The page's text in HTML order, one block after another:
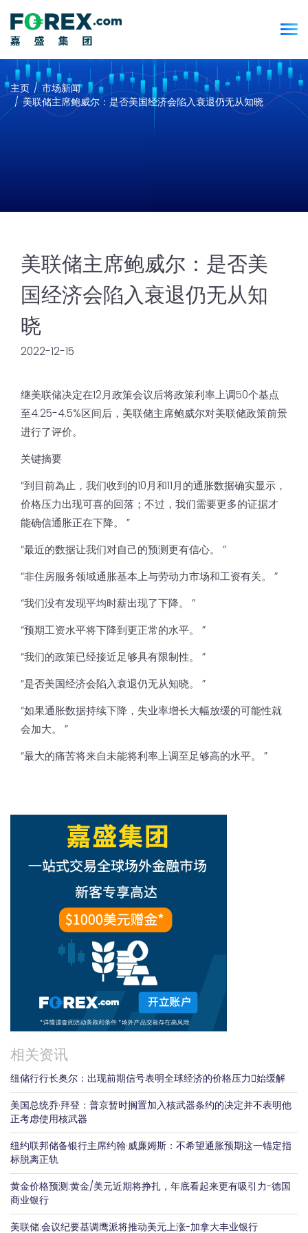
主页
市场新闻
美联储主席鲍威尔：是否美国经济会陷入衰退仍无从知晓
美联储主席鲍威尔：是否美
国经济会陷入衰退仍无从知
晓
2022-12-15
继美联储决定在12月政策会议后将政策利率上调50个基点
至4.25-4.5%区间后，美联储主席鲍威尔对美联储政策前景
进行了评价。
关键摘要
“到目前為止，我们收到的10月和11月的通胀数据确实显示，
价格压力出现可喜的回落；不过，我们需要更多的证据才
能确信通胀正在下降。 ”
“最近的数据让我们对自己的预测更有信心。 ”
“非住房服务领域通胀基本上与劳动力市场和工资有关。 ”
“我们没有发现平均时薪出现了下降。 ”
“预期工资水平将下降到更正常的水平。 ”
“我们的政策已经接近足够具有限制性。 ”
“是否美国经济会陷入衰退仍无从知晓。 ”
“如果通胀数据持续下降，失业率增长大幅放缓的可能性就
会加大。 ”
“最大的痛苦将来自未能将利率上调至足够高的水平。 ”
相关资讯
纽储行行长奥尔：出现前期信号表明全球经济的价格压力𫔭始缓解
美国总统乔·拜登：普京暂时搁置加入核武器条约的决定并不表明他
正考虑使用核武器
纽约联邦储备银行主席约翰·威廉姆斯：不希望通胀预期这一锚定指
标脱离正轨
黄金价格预测:黄金/美元近期将挣扎，年底看起来更有吸引力-德国
商业银行
美联储:会议纪要基调鹰派将推动美元上涨-加拿大丰业银行